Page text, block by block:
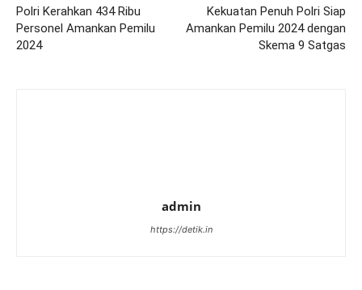
Polri Kerahkan 434 Ribu
Personel Amankan Pemilu
2024
Kekuatan Penuh Polri Siap
Amankan Pemilu 2024 dengan
Skema 9 Satgas
admin
https://detik.in